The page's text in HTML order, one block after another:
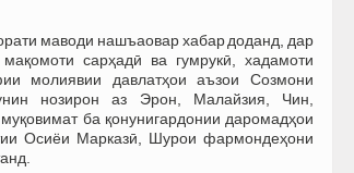
маводи нашъаовар хабар доданд, дар
сарҳадӣ ва гумрукӣ, хадамоти
молиявии давлатҳои аъзои Созмони
нозирон аз Эрон, Малайзия, Чин,
ба қонунигардонии даромадҳои
Осиёи Марказӣ, Шурои фармондеҳони